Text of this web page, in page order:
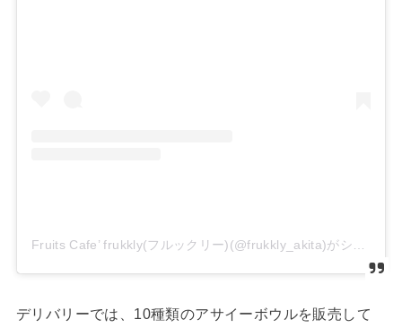
Fruits Cafe’ frukkly(フルックリー)(@frukkly_akita)がシェアした投稿
デリバリーでは、10種類のアサイーボウルを販売して